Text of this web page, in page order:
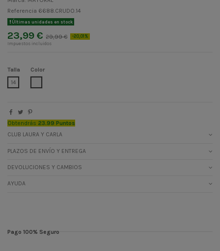
Referencia 6688.CRUDO.14
Últimas unidades en stock
23,99 € 29,99 € -20,01%
Impuestos incluidos
Talla
14
Color
Obtendrás 23.99 Puntos
CLUB LAURA Y CARLA
PLAZOS DE ENVÍO Y ENTREGA
DEVOLUCIONES Y CAMBIOS
AYUDA
Pago 100% Seguro